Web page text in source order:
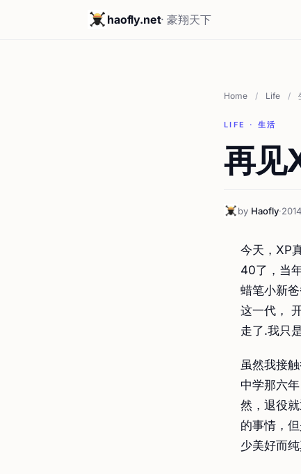
haofly.net· 豪翔天下
Home / Life /
LIFE · 生活
再见
by Haofly·
今天，XP
40了，当
蜡笔小新
这一代，
走了.我只
虽然我接
中学那六
然，退役
的事情，
少美好而